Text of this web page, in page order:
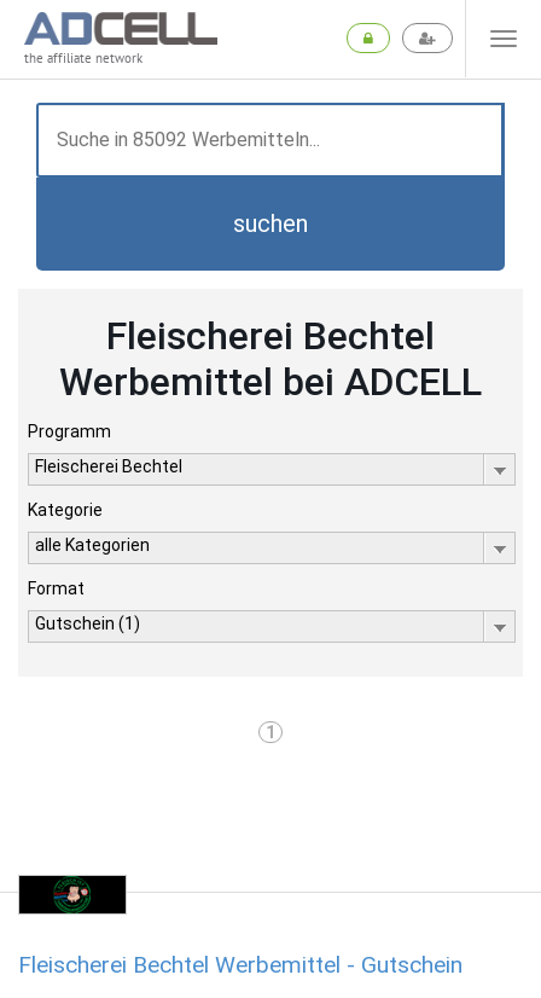
the affiliate network
suchen
Fleischerei Bechtel
Werbemittel bei ADCELL
Programm
Fleischerei Bechtel
Kategorie
alle Kategorien
Format
Gutschein (1)
1
Fleischerei Bechtel Werbemittel - Gutschein